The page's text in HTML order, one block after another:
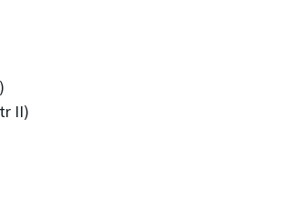
II)